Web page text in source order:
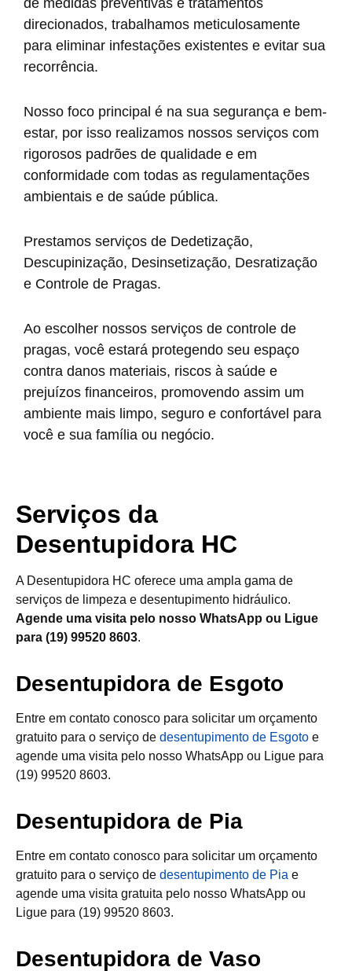
direcionados, trabalhamos meticulosamente
para eliminar infestações existentes e evitar sua
recorrência.
Nosso foco principal é na sua segurança e bem-
estar, por isso realizamos nossos serviços com
rigorosos padrões de qualidade e em
conformidade com todas as regulamentações
ambientais e de saúde pública.
Prestamos serviços de Dedetização,
Descupinização, Desinsetização, Desratização
e Controle de Pragas.
Ao escolher nossos serviços de controle de
pragas, você estará protegendo seu espaço
contra danos materiais, riscos à saúde e
prejuízos financeiros, promovendo assim um
ambiente mais limpo, seguro e confortável para
você e sua família ou negócio.
Serviços da
Desentupidora HC
A Desentupidora HC oferece uma ampla gama de
serviços de limpeza e desentupimento hidráulico.
Agende uma visita pelo nosso WhatsApp ou Ligue
para (19) 99520 8603.
Desentupidora de Esgoto
Entre em contato conosco para solicitar um orçamento
gratuito para o serviço de desentupimento de Esgoto e
agende uma visita pelo nosso WhatsApp ou Ligue para
(19) 99520 8603.
Desentupidora de Pia
Entre em contato conosco para solicitar um orçamento
gratuito para o serviço de desentupimento de Pia e
agende uma visita gratuita pelo nosso WhatsApp ou
Ligue para (19) 99520 8603.
Desentupidora de Vaso